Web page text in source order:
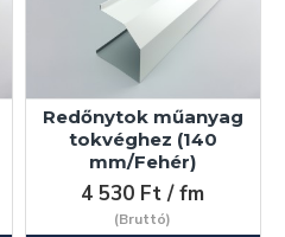
Redőnytok műanyag
tokvéghez (140
mm/Fehér)
4 530 Ft / fm
(Bruttó)